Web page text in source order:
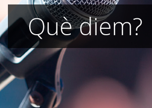
Què diem?